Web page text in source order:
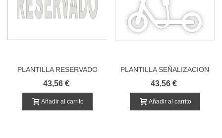
PLANTILLA RESERVADO
43,56 €
Añadir al carrito
PLANTILLA SEÑALIZACION
PATINETE ELÉCTRICO
43,56 €
Añadir al carrito